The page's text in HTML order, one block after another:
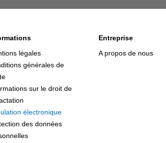
légales
générales de
sur le droit de
électronique
des données
Entreprise
A propos de nous